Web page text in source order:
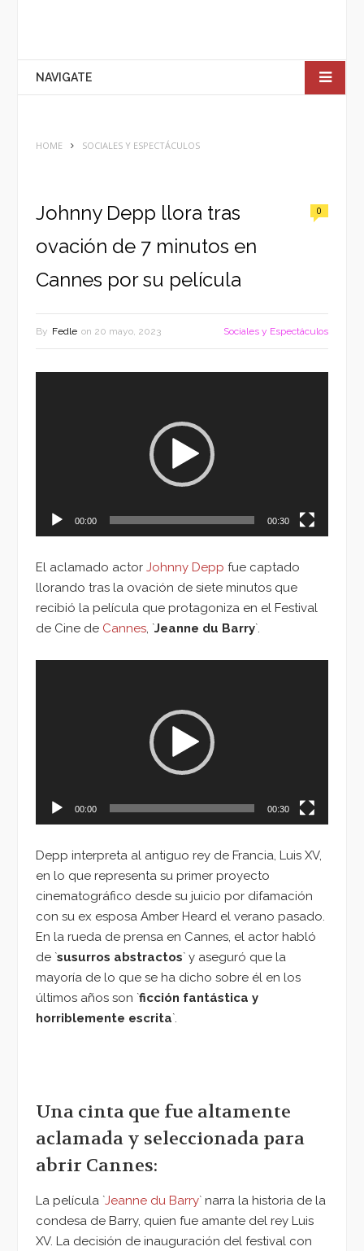
NAVIGATE
HOME SOCIALES Y ESPECTÁCULOS
Johnny Depp llora tras
ovación de 7 minutos en
Cannes por su película
0
By Fedle on 20 mayo, 2023 Sociales y Espectáculos
00:00 00:30
El aclamado actor Johnny Depp fue captado
llorando tras la ovación de siete minutos que
recibió la película que protagoniza en el Festival
de Cine de Cannes, `Jeanne du Barry`.
00:00 00:30
Depp interpreta al antiguo rey de Francia, Luis XV,
en lo que representa su primer proyecto
cinematográfico desde su juicio por difamación
con su ex esposa Amber Heard el verano pasado.
En la rueda de prensa en Cannes, el actor habló
de `susurros abstractos` y aseguró que la
mayoría de lo que se ha dicho sobre él en los
últimos años son `ficción fantástica y
horriblemente escrita`.
Una cinta que fue altamente
aclamada y seleccionada para
abrir Cannes:
La película `Jeanne du Barry` narra la historia de la
condesa de Barry, quien fue amante del rey Luis
XV. La decisión de inauguración del festival con